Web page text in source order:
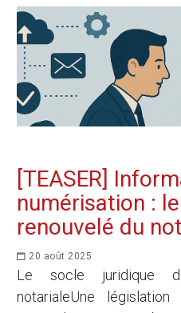
[TEASER]
numérisation :
renouvelé du
20 août 2025
Le socle juridique
notarialeUne